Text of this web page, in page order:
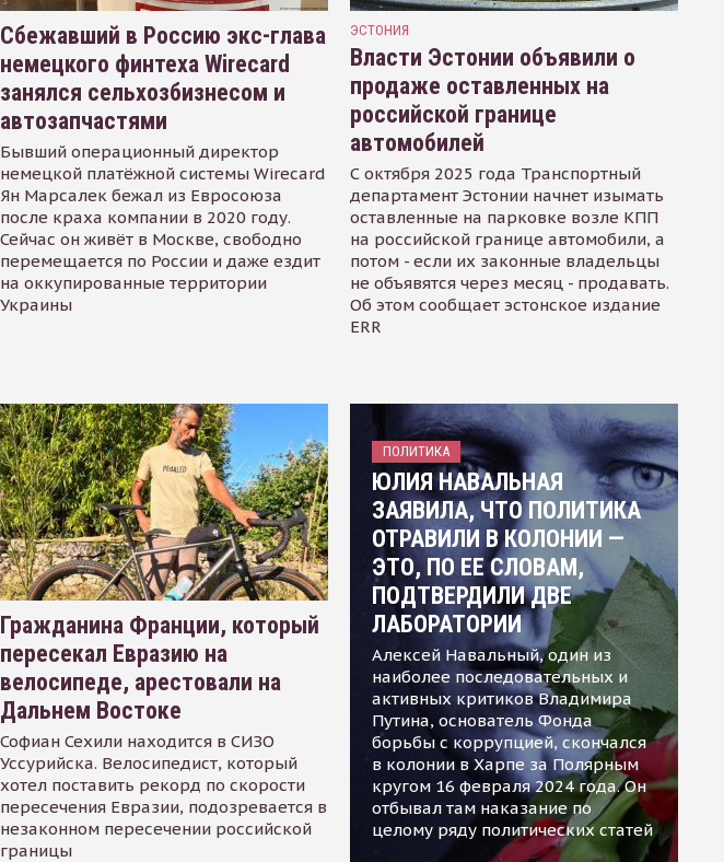
Сбежавший в Россию экс-глава
немецкого финтеха Wirecard
занялся сельхозбизнесом и
автозапчастями
Бывший операционный директор
немецкой платёжной системы Wirecard
Ян Марсалек бежал из Евросоюза
после краха компании в 2020 году.
Сейчас он живёт в Москве, свободно
перемещается по России и даже ездит
на оккупированные территории
Украины
ЭСТОНИЯ
Власти Эстонии объявили о
продаже оставленных на
российской границе
автомобилей
С октября 2025 года Транспортный
департамент Эстонии начнет изымать
оставленные на парковке возле КПП
на российской границе автомобили, а
потом - если их законные владельцы
не объявятся через месяц - продавать.
Об этом сообщает эстонское издание
ERR
Гражданина Франции, который
пересекал Евразию на
велосипеде, арестовали на
Дальнем Востоке
Софиан Сехили находится в СИЗО
Уссурийска. Велосипедист, который
хотел поставить рекорд по скорости
пересечения Евразии, подозревается в
незаконном пересечении российской
границы
ПОЛИТИКА
ЮЛИЯ НАВАЛЬНАЯ
ЗАЯВИЛА, ЧТО ПОЛИТИКА
ОТРАВИЛИ В КОЛОНИИ —
ЭТО, ПО ЕЕ СЛОВАМ,
ПОДТВЕРДИЛИ ДВЕ
ЛАБОРАТОРИИ
Алексей Навальный, один из
наиболее последовательных и
активных критиков Владимира
Путина, основатель Фонда
борьбы с коррупцией, скончался
в колонии в Харпе за Полярным
кругом 16 февраля 2024 года. Он
отбывал там наказание по
целому ряду политических статей